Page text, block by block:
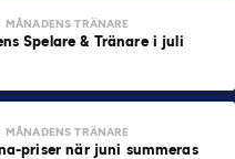
MÅNADENS TRÄNARE
Spelare & Tränare i juli
MÅNADENS TRÄNARE
priser när juni summeras